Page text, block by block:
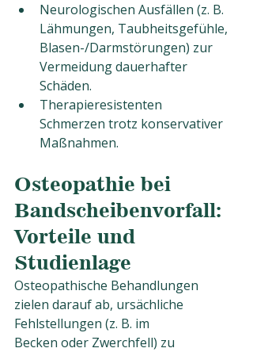
Neurologischen Ausfällen (z. B.
Lähmungen, Taubheitsgefühle,
Blasen-/Darmstörungen) zur
Vermeidung dauerhafter
Schäden.
Therapieresistenten
Schmerzen trotz konservativer
Maßnahmen.
Osteopathie bei
Bandscheibenvorfall:
Vorteile und
Studienlage
Osteopathische Behandlungen
zielen darauf ab, ursächliche
Fehlstellungen (z. B. im
Becken oder Zwerchfell) zu